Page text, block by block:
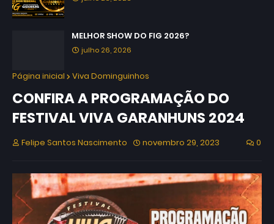
MELHOR SHOW DO FIG 2026?
julho 26, 2026
Página inicial Viva Dominguinhos
CONFIRA A PROGRAMAÇÃO DO
FESTIVAL VIVA GARANHUNS 2024
Felipe Santos Nascimento novembro 29, 2023 0